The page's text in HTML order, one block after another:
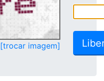
[trocar imagem]